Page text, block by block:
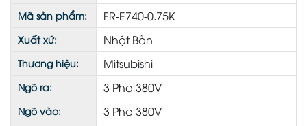
Mã sản phẩm: FR-E740-0.75K
Xuất xứ: Nhật Bản
Thương hiệu: Mitsubishi
Ngõ ra: 3 Pha 380V
Ngõ vào: 3 Pha 380V